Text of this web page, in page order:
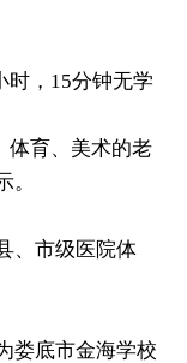
时，15分钟无学
体育、美术的老
、市级医院体
娄底市金海学校